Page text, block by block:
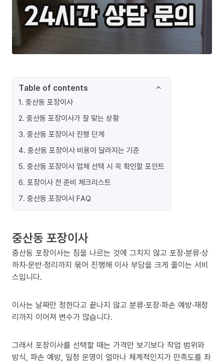
Table of contents
1. 중산동 포장이사
2. 중산동 포장이사가 잘 맞는 상황
3. 중산동 포장이사 진행 단계
4. 중산동 포장이사 비용이 달라지는 기준
5. 중산동 포장이사 업체 선택 시 꼭 확인할 포인트
6. 포장이사 전 준비 체크리스트
7. 중산동 포장이사 FAQ
중산동 포장이사
중산동 포장이사는 짐을 나르는 것에 그치지 않고 포장·분류·상
하차·운반·정리까지 묶어 진행해 이사 부담을 크게 줄이는 서비
스입니다.
이사는 날짜만 정한다고 끝나지 않고 분류·포장·파손 예방·재정
리까지 이어져 변수가 많습니다.
그래서 포장이사를 선택할 때는 가격만 보기보다 작업 범위와
방식, 파손 예방, 일정 운영이 얼마나 체계적인지가 만족도를 좌